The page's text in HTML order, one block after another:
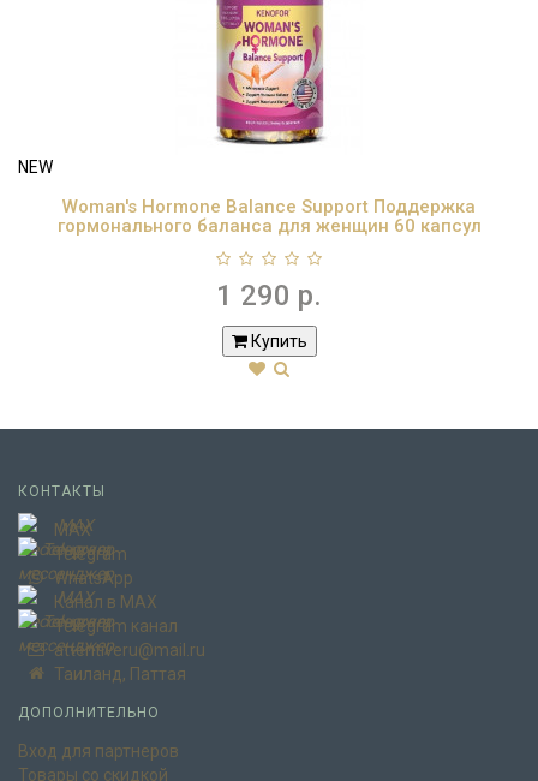
NEW
Woman's Hormone Balance Support Поддержка
гормонального баланса для женщин 60 капсул
1 290 р.
Купить
КОНТАКТЫ
MAX
Telegram
WhatsApp
Канал в MAX
Telegram канал
attentiveru@mail.ru
Таиланд, Паттая
ДОПОЛНИТЕЛЬНО
Вход для партнеров
Товары со скидкой